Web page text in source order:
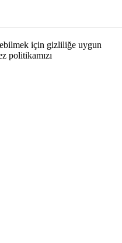
için gizliliğe uygun
politikamızı